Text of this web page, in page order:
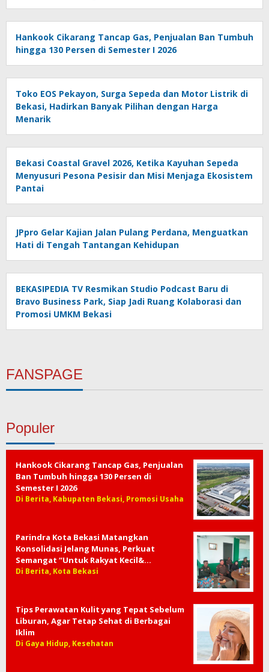
Hankook Cikarang Tancap Gas, Penjualan Ban Tumbuh
hingga 130 Persen di Semester I 2026
Toko EOS Pekayon, Surga Sepeda dan Motor Listrik di
Bekasi, Hadirkan Banyak Pilihan dengan Harga
Menarik
Bekasi Coastal Gravel 2026, Ketika Kayuhan Sepeda
Menyusuri Pesona Pesisir dan Misi Menjaga Ekosistem
Pantai
JPpro Gelar Kajian Jalan Pulang Perdana, Menguatkan
Hati di Tengah Tantangan Kehidupan
BEKASIPEDIA TV Resmikan Studio Podcast Baru di
Bravo Business Park, Siap Jadi Ruang Kolaborasi dan
Promosi UMKM Bekasi
FANSPAGE
Populer
Hankook Cikarang Tancap Gas, Penjualan
Ban Tumbuh hingga 130 Persen di
Semester I 2026
Di Berita, Kabupaten Bekasi, Promosi Usaha
Parindra Kota Bekasi Matangkan
Konsolidasi Jelang Munas, Perkuat
Semangat “Untuk Rakyat Kecil&…
Di Berita, Kota Bekasi
Tips Perawatan Kulit yang Tepat Sebelum
Liburan, Agar Tetap Sehat di Berbagai
Iklim
Di Gaya Hidup, Kesehatan